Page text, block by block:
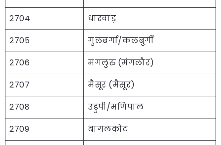
2704
धारवाड़
2705
गुलबर्गा/कलबुर्गी
2706
मंगलुरु (मंगलौर)
2707
मैसूर (मैसूर)
2708
उडुपी/मणिपाल
2709
बागलकोट